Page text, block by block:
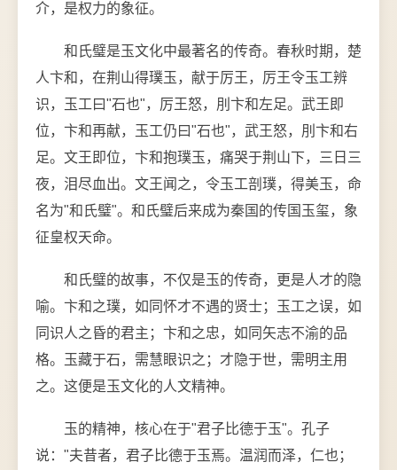
介，是权力的象征。
和氏璧是玉文化中最著名的传奇。春秋时期，楚
人卞和，在荆山得璞玉，献于厉王，厉王令玉工辨
识，玉工曰"石也"，厉王怒，刖卞和左足。武王即
位，卞和再献，玉工仍曰"石也"，武王怒，刖卞和右
足。文王即位，卞和抱璞玉，痛哭于荆山下，三日三
夜，泪尽血出。文王闻之，令玉工剖璞，得美玉，命
名为"和氏璧"。和氏璧后来成为秦国的传国玉玺，象
征皇权天命。
和氏璧的故事，不仅是玉的传奇，更是人才的隐
喻。卞和之璞，如同怀才不遇的贤士；玉工之误，如
同识人之昏的君主；卞和之忠，如同矢志不渝的品
格。玉藏于石，需慧眼识之；才隐于世，需明主用
之。这便是玉文化的人文精神。
玉的精神，核心在于"君子比德于玉"。孔子
说："夫昔者，君子比德于玉焉。温润而泽，仁也；